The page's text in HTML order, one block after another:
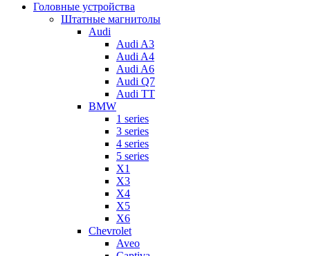
Головные устройства
Штатные магнитолы
Audi
Audi A3
Audi A4
Audi A6
Audi Q7
Audi TT
BMW
1 series
3 series
4 series
5 series
X1
X3
X4
X5
X6
Chevrolet
Aveo